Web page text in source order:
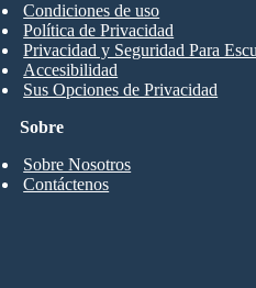
Sobre
Sobre Nosotros
Contáctenos
Condiciones de uso
Política de Privacidad
Privacidad y Seguridad Para
Accesibilidad
Sus Opciones de Privacidad